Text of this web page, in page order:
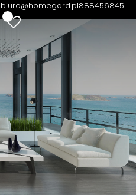
biuro@homegard.pl888456845
0